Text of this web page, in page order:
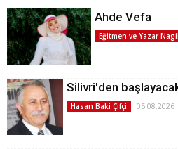
Ahde Vefa
Eğitmen ve Yazar
Silivri'den
Hasan Baki Çifçi 05.08.2026